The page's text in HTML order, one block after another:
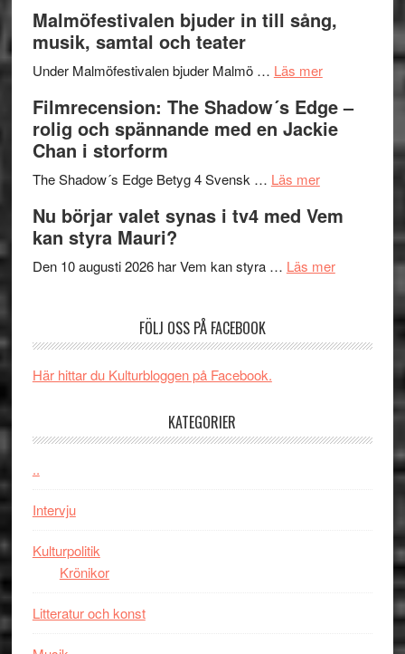
terräng
på
Endre,
Roland
Pöntinen
Artipelag
Malmöfestivalen bjuder in till sång,
musik, samtal och teater
Under Malmöfestivalen bjuder Malmö … Läs merom
bjuder
in
samtal
teater
Filmrecension: The Shadow´s Edge –
rolig och spännande med en Jackie
Chan i storform
The Shadow´s Edge Betyg 4 Svensk … Läs merom
The
´s
och
Jackie
Nu börjar valet synas i tv4 med Vem
kan styra Mauri?
Den 10 augusti 2026 har Vem kan styra … Läs merom
synas
Vem
FÖLJ OSS PÅ FACEBOOK
Här hittar du Kulturbloggen på Facebook.
KATEGORIER
..
Intervju
Kulturpolitik
Krönikor
Litteratur och konst